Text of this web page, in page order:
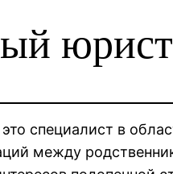
юрист
специалист в
между